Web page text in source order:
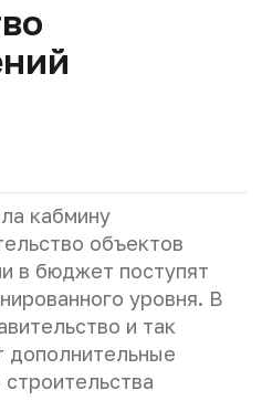
кабмину
объектов
в бюджет поступят
уровня. В
и так
дополнительные